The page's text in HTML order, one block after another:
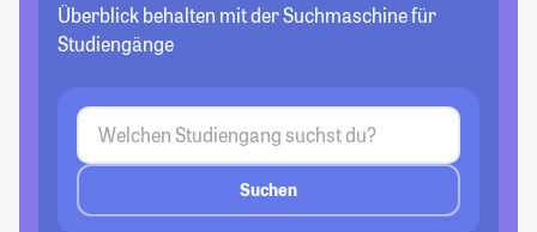
Überblick behalten mit der Suchmaschine für
Studiengänge
Suchen